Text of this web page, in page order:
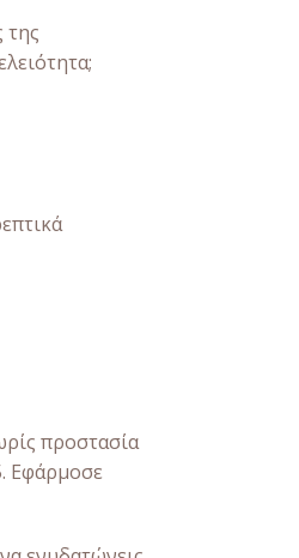
της
προστασία
Εφάρμοσε